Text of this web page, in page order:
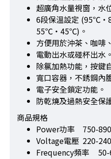
超廣角水量視窗，水
6段保溫設定 (95℃
55℃・45℃)。
方便用於沖茶、咖啡
電動出水或碰杯出水。
除氯加熱功能，按鍵
寬口容器，不銹鋼內
電子安全鎖定功能。
防乾燒及過熱安全保
商品規格
Power功率
750-
Voltage電壓 220-
Frequency頻率